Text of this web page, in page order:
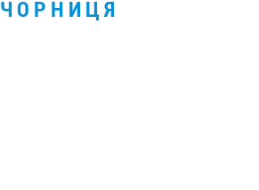
ЧОРНИЦЯ